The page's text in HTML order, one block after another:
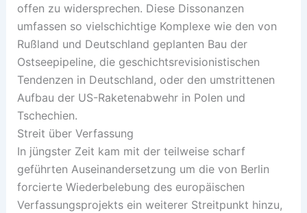
offen zu widersprechen. Diese Dissonanzen
umfassen so vielschichtige Komplexe wie den von
Rußland und Deutschland geplanten Bau der
Ostseepipeline, die geschichtsrevisionistischen
Tendenzen in Deutschland, oder den umstrittenen
Aufbau der US-Raketenabwehr in Polen und
Tschechien.
Streit über Verfassung
In jüngster Zeit kam mit der teilweise scharf
geführten Auseinandersetzung um die von Berlin
forcierte Wiederbelebung des europäischen
Verfassungsprojekts ein weiterer Streitpunkt hinzu,